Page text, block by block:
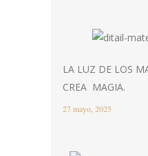
LA LUZ DE LOS
CREA MAGIA.
27 mayo, 2025